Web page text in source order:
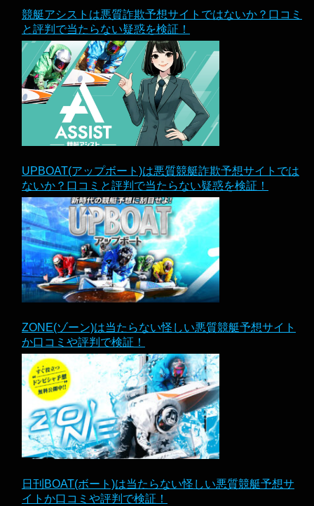
競艇アシストは悪質詐欺予想サイトではないか？口コミ
と評判で当たらない疑惑を検証！
UPBOAT(アップボート)は悪質競艇詐欺予想サイトでは
ないか？口コミと評判で当たらない疑惑を検証！
ZONE(ゾーン)は当たらない怪しい悪質競艇予想サイト
か口コミや評判で検証！
日刊BOAT(ボート)は当たらない怪しい悪質競艇予想サ
イトか口コミや評判で検証！